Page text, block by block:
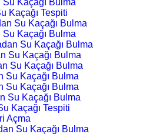
Kaçağı Tespiti
Su Kaçağı Bulma
Kaçağı Bulma
Su Kaçağı Bulma
Su Kaçağı Bulma
Su Kaçağı Bulma
Su Kaçağı Bulma
Su Kaçağı Bulma
Su Kaçağı Bulma
Kaçağı Tespiti
Açma
Su Kaçağı Bulma